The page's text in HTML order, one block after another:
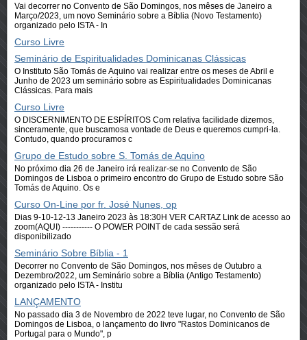
Vai decorrer no Convento de São Domingos, nos mêses de Janeiro a
Março/2023, um novo Seminário sobre a Bíblia (Novo Testamento)
organizado pelo ISTA - In
Curso Livre
Seminário de Espiritualidades Dominicanas Clássicas
O Instituto São Tomás de Aquino vai realizar entre os meses de Abril e
Junho de 2023 um seminário sobre as Espiritualidades Dominicanas
Clássicas. Para mais
Curso Livre
O DISCERNIMENTO DE ESPÍRITOS Com relativa facilidade dizemos,
sinceramente, que buscamosa vontade de Deus e queremos cumpri-la.
Contudo, quando procuramos c
Grupo de Estudo sobre S. Tomás de Aquino
No próximo dia 26 de Janeiro irá realizar-se no Convento de São
Domingos de Lisboa o primeiro encontro do Grupo de Estudo sobre São
Tomás de Aquino. Os e
Curso On-Line por fr. José Nunes, op
Dias 9-10-12-13 Janeiro 2023 às 18:30H VER CARTAZ Link de acesso ao
zoom(AQUI) ----------- O POWER POINT de cada sessão será
disponibilizado
Seminário Sobre Bíblia - 1
Decorrer no Convento de São Domingos, nos mêses de Outubro a
Dezembro/2022, um Seminário sobre a Bíblia (Antigo Testamento)
organizado pelo ISTA - Institu
LANÇAMENTO
No passado dia 3 de Novembro de 2022 teve lugar, no Convento de São
Domingos de Lisboa, o lançamento do livro "Rastos Dominicanos de
Portugal para o Mundo", p